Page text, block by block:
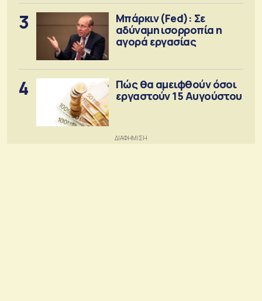
3
Μπάρκιν (Fed): Σε
αδύναμη ισορροπία η
αγορά εργασίας
4
Πώς θα αμειφθούν όσοι
εργαστούν 15 Αυγούστου